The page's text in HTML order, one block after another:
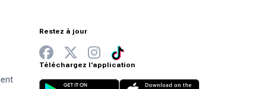
Restez à jour
Téléchargez l'application